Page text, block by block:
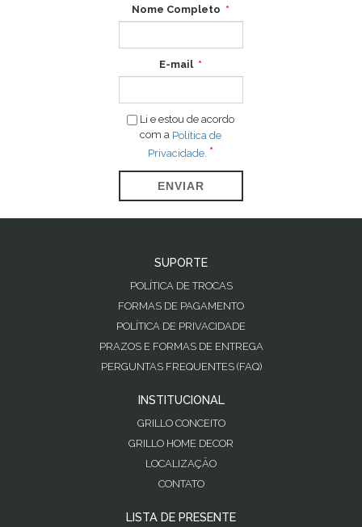
Nome Completo
E-mail
Li e estou de acordo
com a Política de
Privacidade.
ENVIAR
SUPORTE
POLÍTICA DE TROCAS
FORMAS DE PAGAMENTO
POLÍTICA DE PRIVACIDADE
PRAZOS E FORMAS DE ENTREGA
PERGUNTAS FREQUENTES (FAQ)
INSTITUCIONAL
GRILLO CONCEITO
GRILLO HOME DECOR
LOCALIZAÇÃO
CONTATO
LISTA DE PRESENTE